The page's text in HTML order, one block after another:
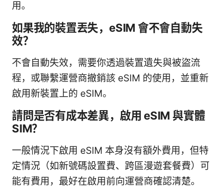
用。
如果我的裝置丟失，eSIM 會不會自動失
效？
不會自動失效，需要你透過裝置遺失與被盜流
程，或聯繫運營商撤銷該 eSIM 的使用，並重新
啟用新裝置上的 eSIM。
請問是否有成本差異，啟用 eSIM 與實體
SIM？
一般情況下啟用 eSIM 本身沒有額外費用，但特
定情況（如新號碼設置費、跨區漫遊套餐費）可
能有費用，最好在啟用前向運營商確認清楚。